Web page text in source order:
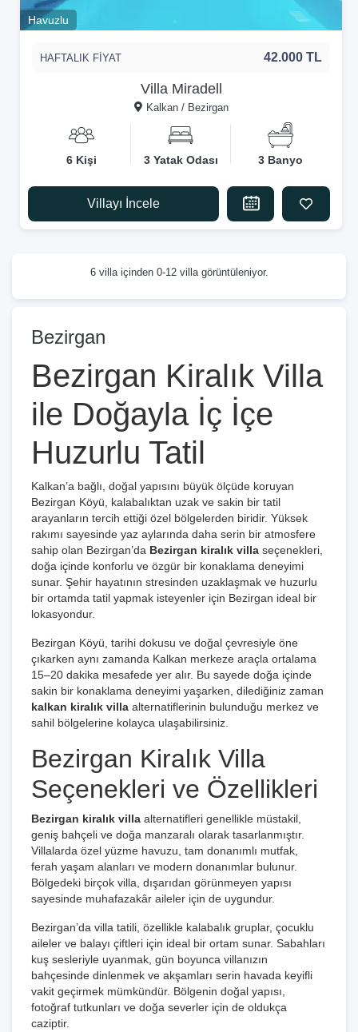
Havuzlu
Villa Miradell
Kalkan / Bezirgan
HAFTALIK FİYAT 42.000 TL
6 Kişi 3 Yatak Odası 3 Banyo
Villayı İncele
6 villa içinden 0-12 villa görüntüleniyor.
Bezirgan
Bezirgan Kiralık Villa
ile Doğayla İç İçe
Huzurlu Tatil
Kalkan’a bağlı, doğal yapısını büyük ölçüde koruyan
Bezirgan Köyü, kalabalıktan uzak ve sakin bir tatil
arayanların tercih ettiği özel bölgelerden biridir. Yüksek
rakımı sayesinde yaz aylarında daha serin bir atmosfere
sahip olan Bezirgan’da Bezirgan kiralık villa seçenekleri,
doğa içinde konforlu ve özgür bir konaklama deneyimi
sunar. Şehir hayatının stresinden uzaklaşmak ve huzurlu
bir ortamda tatil yapmak isteyenler için Bezirgan ideal bir
lokasyondur.
Bezirgan Köyü, tarihi dokusu ve doğal çevresiyle öne
çıkarken aynı zamanda Kalkan merkeze araçla ortalama
15–20 dakika mesafede yer alır. Bu sayede doğa içinde
sakin bir konaklama deneyimi yaşarken, dilediğiniz zaman
kalkan kiralık villa alternatiflerinin bulunduğu merkez ve
sahil bölgelerine kolayca ulaşabilirsiniz.
Bezirgan Kiralık Villa
Seçenekleri ve Özellikleri
Bezirgan kiralık villa alternatifleri genellikle müstakil,
geniş bahçeli ve doğa manzaralı olarak tasarlanmıştır.
Villalarda özel yüzme havuzu, tam donanımlı mutfak,
ferah yaşam alanları ve modern donanımlar bulunur.
Bölgedeki birçok villa, dışarıdan görünmeyen yapısı
sayesinde muhafazakâr aileler için de uygundur.
Bezirgan’da villa tatili, özellikle kalabalık gruplar, çocuklu
aileler ve balayı çiftleri için ideal bir ortam sunar. Sabahları
kuş sesleriyle uyanmak, gün boyunca villanızın
bahçesinde dinlenmek ve akşamları serin havada keyifli
vakit geçirmek mümkündür. Bölgenin doğal yapısı,
fotoğraf tutkunları ve doğa severler için de oldukça
caziptir.